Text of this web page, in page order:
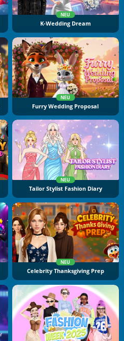
NEU
K-Wedding Dream
NEU
Furry Wedding Proposal
NEU
Tailor Stylist Fashion Diary
NEU
Celebrity Thanksgiving Prep